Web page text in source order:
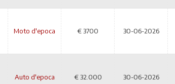
Moto d'epoca €3700 30-06-2026
Auto d'epoca € 32.000 30-06-2026